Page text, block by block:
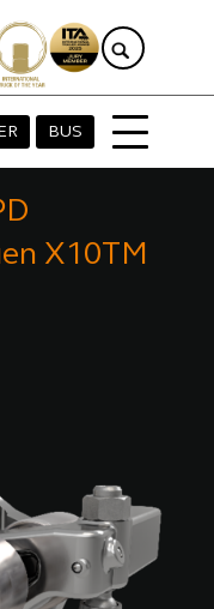
BUS
X10TM